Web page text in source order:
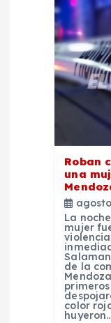
Roban
una
La
mujer
de la
color